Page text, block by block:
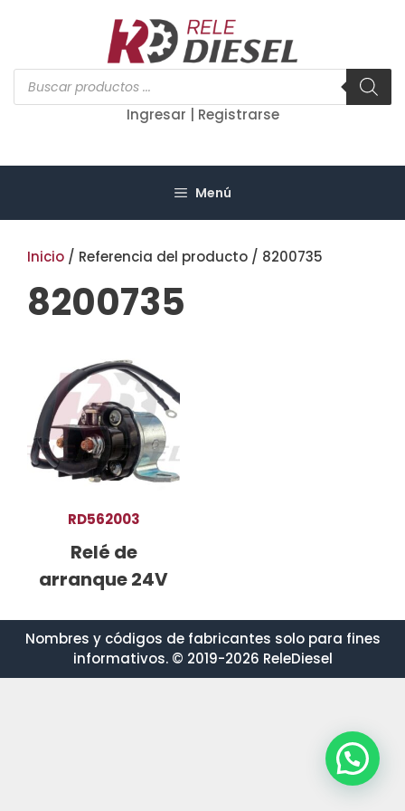
Búsqueda
de
productos
Ingresar | Registrarse
Menú
Inicio / Referencia del producto / 8200735
8200735
RD562003
Relé de
arranque 24V
Nombres y códigos de fabricantes solo para fines
informativos. © 2019-2026 ReleDiesel